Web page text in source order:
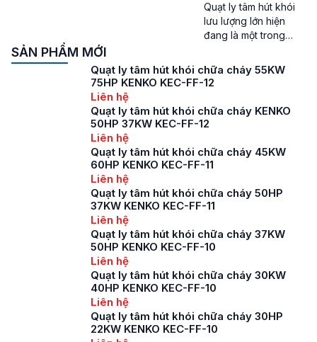
Quạt ly tâm hút khói
lưu lượng lớn hiện
đang là một trong
rất nhiều nhà thầu,
chủ đầu tư sử dụng
hệ thống PCCC xử lý
khói, khí độc, khí thải
máy, khu công
nghiệp, tòa nhà cao
SẢN PHẨM MỚI
Quạt ly tâm hút khói chữa cháy 55KW
75HP KENKO KEC-FF-12
Liên hệ
Quạt ly tâm hút khói chữa cháy KENKO
50HP 37KW KEC-FF-12
Liên hệ
Quạt ly tâm hút khói chữa cháy 45KW
60HP KENKO KEC-FF-11
Liên hệ
Quạt ly tâm hút khói chữa cháy 50HP
37KW KENKO KEC-FF-11
Liên hệ
Quạt ly tâm hút khói chữa cháy 37KW
50HP KENKO KEC-FF-10
Liên hệ
Quạt ly tâm hút khói chữa cháy 30KW
40HP KENKO KEC-FF-10
Liên hệ
Quạt ly tâm hút khói chữa cháy 30HP
22KW KENKO KEC-FF-10